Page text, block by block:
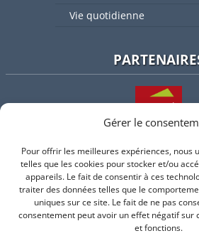
Gérer le
Pour offrir les meilleures expériences, nous
telles que les cookies pour stocker et/ou
appareils. Le fait de consentir à ces
traiter des données telles que le
uniques sur ce site. Le fait de ne pas
consentement peut avoir un effet négatif sur
et fonctions.
Vie quotidienne
Intramuros